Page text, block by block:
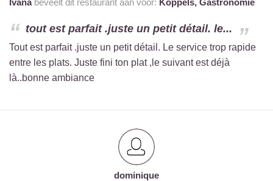
Ivanabeveelt dit restaurant aan voor: Koppels, Gastronomie
tout est parfait .juste un petit détail. le...
Tout est parfait .juste un petit détail. Le service trop rapide
entre les plats. Juste fini ton plat ,le suivant est déjà
là..bonne ambiance
dominique